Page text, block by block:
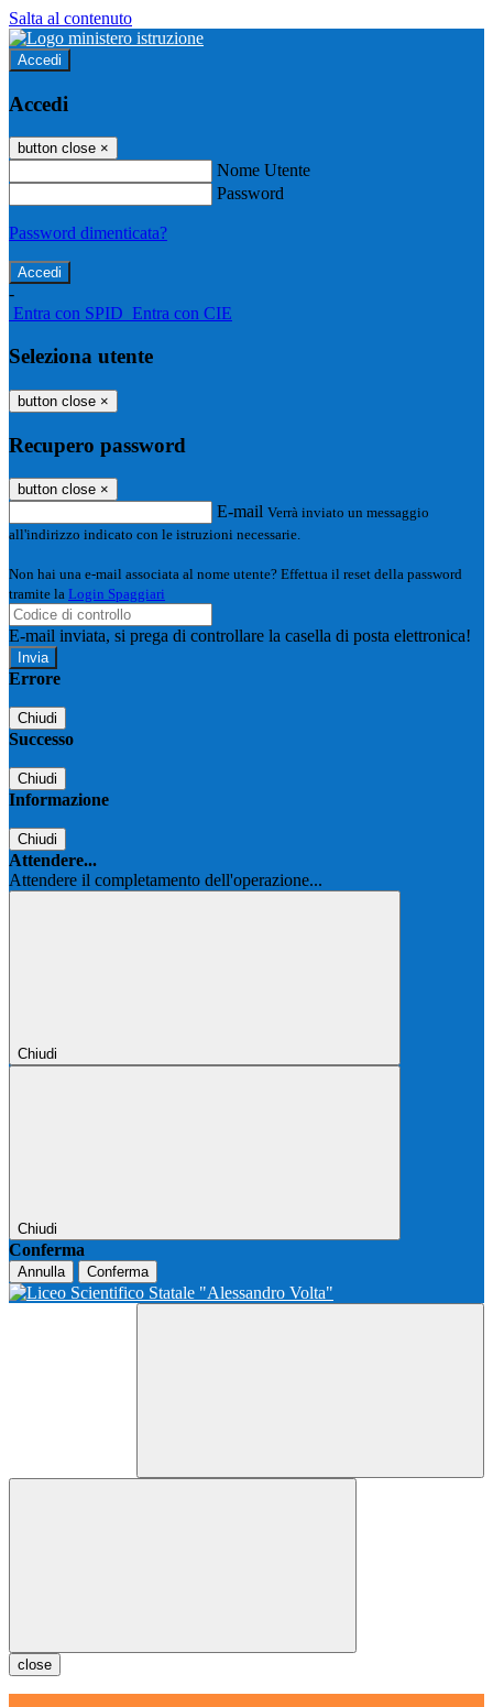
Salta al contenuto
Accedi
Accedi
button close ×
Nome Utente
Password
Password dimenticata?
-
Entra con SPID Entra con CIE
Seleziona utente
button close ×
Recupero password
button close ×
E-mail Verrà inviato un messaggio
all'indirizzo indicato con le istruzioni necessarie.
Non hai una e-mail associata al nome utente? Effettua il reset della password
tramite la Login Spaggiari
E-mail inviata, si prega di controllare la casella di posta elettronica!
Errore
Chiudi
Successo
Chiudi
Informazione
Chiudi
Attendere...
Attendere il completamento dell'operazione...
Chiudi
Chiudi
Conferma
Annulla Conferma
close